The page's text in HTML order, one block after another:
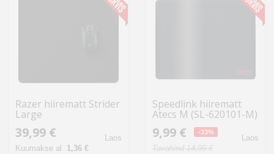
Razer hiirematt Strider
Large
39,99 €
Kuumakse al. 1,36 €
Laos
Speedlink hiirematt
Atecs M (SL-620101-M)
9,99 € -33%
Tavahind 14,99 €
Laos